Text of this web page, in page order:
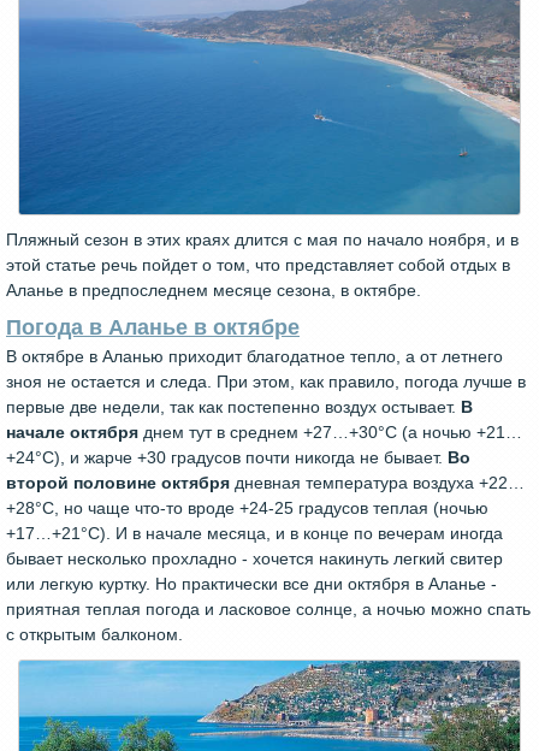
Пляжный сезон в этих краях длится с мая по начало ноября, и в
этой статье речь пойдет о том, что представляет собой отдых в
Аланье в предпоследнем месяце сезона, в октябре.
Погода в Аланье в октябре
В октябре в Аланью приходит благодатное тепло, а от летнего
зноя не остается и следа. При этом, как правило, погода лучше в
первые две недели, так как постепенно воздух остывает. В
начале октября днем тут в среднем +27…+30°С (а ночью +21…
+24°С), и жарче +30 градусов почти никогда не бывает. Во
второй половине октября дневная температура воздуха +22…
+28°С, но чаще что-то вроде +24-25 градусов теплая (ночью
+17…+21°С). И в начале месяца, и в конце по вечерам иногда
бывает несколько прохладно - хочется накинуть легкий свитер
или легкую куртку. Но практически все дни октября в Аланье -
приятная теплая погода и ласковое солнце, а ночью можно спать
с открытым балконом.